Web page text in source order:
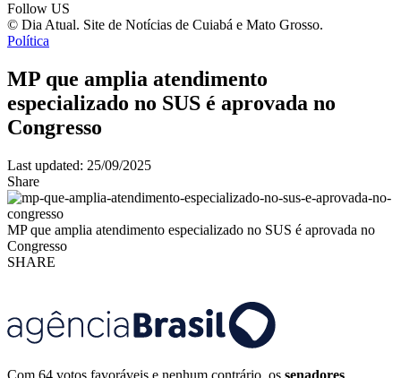
Follow US
© Dia Atual. Site de Notícias de Cuiabá e Mato Grosso.
Política
MP que amplia atendimento
especializado no SUS é aprovada no
Congresso
Last updated: 25/09/2025
Share
MP que amplia atendimento especializado no SUS é aprovada no
Congresso
SHARE
Com 64 votos favoráveis e nenhum contrário, os senadores